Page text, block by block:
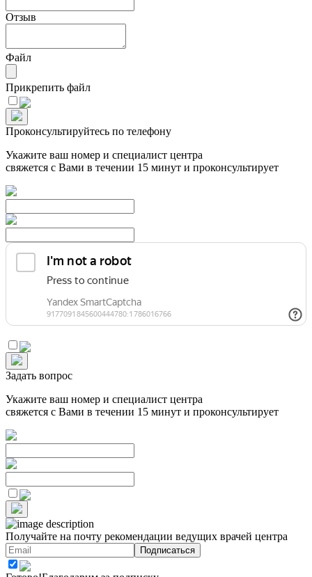
Отзыв
Файл
Прикрепить файл
Проконсультируйтесь по телефону
Укажите ваш номер и специалист центра
свяжется с Вами в течении 15 минут и проконсультирует
Задать вопрос
Укажите ваш номер и специалист центра
свяжется с Вами в течении 15 минут и проконсультирует
Получайте на почту рекомендации ведущих врачей центра